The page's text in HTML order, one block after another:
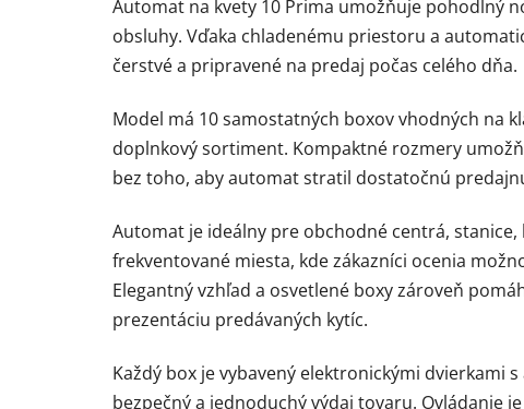
Automat na kvety 10 Prima umožňuje pohodlný
obsluhy. Vďaka chladenému priestoru a
čerstvé a pripravené na predaj počas celého dňa.
Model má 10 samostatných boxov vhodných na
doplnkový sortiment. Kompaktné rozmery
bez toho, aby automat stratil dostatočnú
Automat je ideálny pre obchodné centrá,
frekventované miesta, kde zákazníci ocenia
Elegantný vzhľad a osvetlené boxy zároveň
prezentáciu predávaných kytíc.
Každý box je vybavený elektronickými dvierkami
bezpečný a jednoduchý výdaj tovaru. Ovládanie